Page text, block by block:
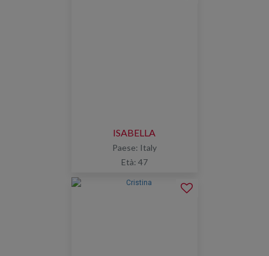
ISABELLA
Paese: Italy
Età: 47